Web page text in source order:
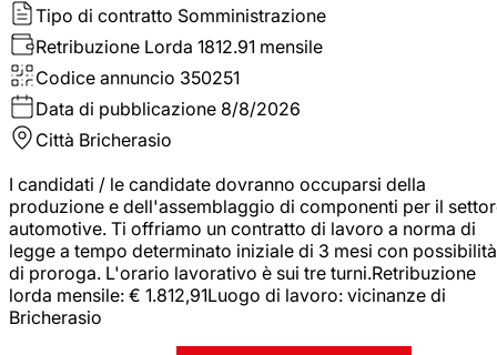
Tipo di contratto Somministrazione
Retribuzione Lorda 1812.91 mensile
Codice annuncio 350251
Data di pubblicazione 8/8/2026
Città Bricherasio
I candidati / le candidate dovranno occuparsi della
produzione e dell'assemblaggio di componenti per il
automotive. Ti offriamo un contratto di lavoro a norma di
legge a tempo determinato iniziale di 3 mesi con possibilità
di proroga. L'orario lavorativo è sui tre turni.Retribuzione
lorda mensile: € 1.812,91Luogo di lavoro: vicinanze di
Bricherasio